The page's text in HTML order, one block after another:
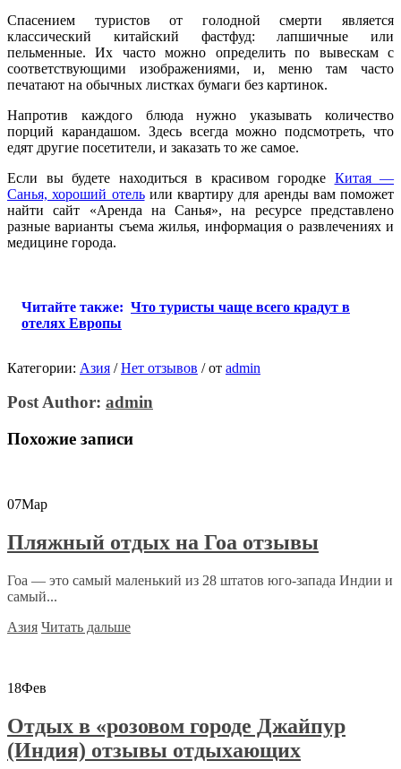
Спасением туристов от голодной смерти является
классический китайский фастфуд: лапшичные или
пельменные. Их часто можно определить по вывескам с
соответствующими изображениями, и, меню там часто
печатают на обычных листках бумаги без картинок.
Напротив каждого блюда нужно указывать количество
порций карандашом. Здесь всегда можно подсмотреть, что
едят другие посетители, и заказать то же самое.
Если вы будете находиться в красивом городке Китая —
Санья, хороший отельили квартиру для аренды вам поможет
найти сайт «Аренда на Санья», на ресурсе представлено
разные варианты съема жилья, информация о развлечениях и
медицине города.
Читайте также: Что туристы чаще всего крадут в
отелях Европы
Категории: Азия / Нет отзывов /от admin
Post Author: admin
Похожие записи
07Мар
Пляжный отдых на Гоа отзывы
Гоа — это самый маленький из 28 штатов юго-запада Индии и
самый...
Азия Читать дальше
18Фев
Отдых в «розовом городе Джайпур
(Индия) отзывы отдыхающих